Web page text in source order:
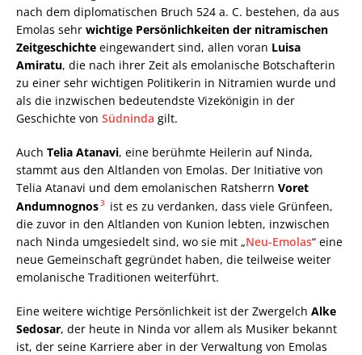
nach dem diplomatischen Bruch 524 a. C. bestehen, da aus
Emolas sehr wichtige Persönlichkeiten der nitramischen
Zeitgeschichte eingewandert sind, allen voran Luisa
Amiratu, die nach ihrer Zeit als emolanische Botschafterin
zu einer sehr wichtigen Politikerin in Nitramien wurde und
als die inzwischen bedeutendste Vizekönigin in der
Geschichte von Südninda gilt.
Auch Telia Atanavi, eine berühmte Heilerin auf Ninda,
stammt aus den Altlanden von Emolas. Der Initiative von
Telia Atanavi und dem emolanischen Ratsherrn Voret
Andumnognos3 ist es zu verdanken, dass viele Grünfeen,
die zuvor in den Altlanden von Kunion lebten, inzwischen
nach Ninda umgesiedelt sind, wo sie mit „Neu-Emolas“ eine
neue Gemeinschaft gegründet haben, die teilweise weiter
emolanische Traditionen weiterführt.
Eine weitere wichtige Persönlichkeit ist der Zwergelch Alke
Sedosar, der heute in Ninda vor allem als Musiker bekannt
ist, der seine Karriere aber in der Verwaltung von Emolas